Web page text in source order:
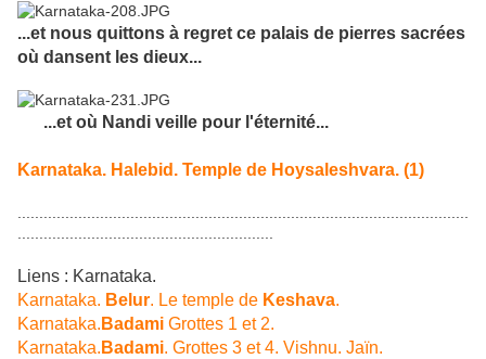
...et nous quittons à regret ce palais de pierres sacrées
où dansent les dieux...
...et où Nandi veille pour l'éternité...
Karnataka. Halebid. Temple de Hoysaleshvara. (1)
Liens : Karnataka.
Karnataka. Belur. Le temple de Keshava.
Karnataka. Badami Grottes 1 et 2.
Karnataka. Badami. Grottes 3 et 4. Vishnu. Jaïn.